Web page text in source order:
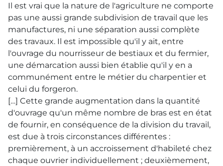
Il est vrai que la nature de l'agriculture ne comporte
pas une aussi grande subdivision de travail que les
manufactures, ni une séparation aussi complète
des travaux. Il est impossible qu'il y ait, entre
l'ouvrage du nourrisseur de bestiaux et du fermier,
une démarcation aussi bien établie qu'il y en a
communément entre le métier du charpentier et
celui du forgeron.
[…] Cette grande augmentation dans la quantité
d'ouvrage qu'un même nombre de bras est en état
de fournir, en conséquence de la division du travail,
est due à trois circonstances différentes :
premièrement, à un accroissement d'habileté chez
chaque ouvrier individuellement ; deuxièmement,